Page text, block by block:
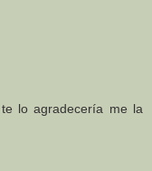
lo agradecería me la